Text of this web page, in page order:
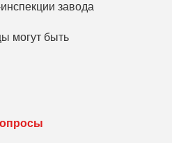
завода
могут быть